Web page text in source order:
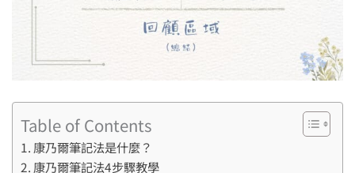
Table of Contents
康乃爾筆記法是什麼？
康乃爾筆記法4步驟教學